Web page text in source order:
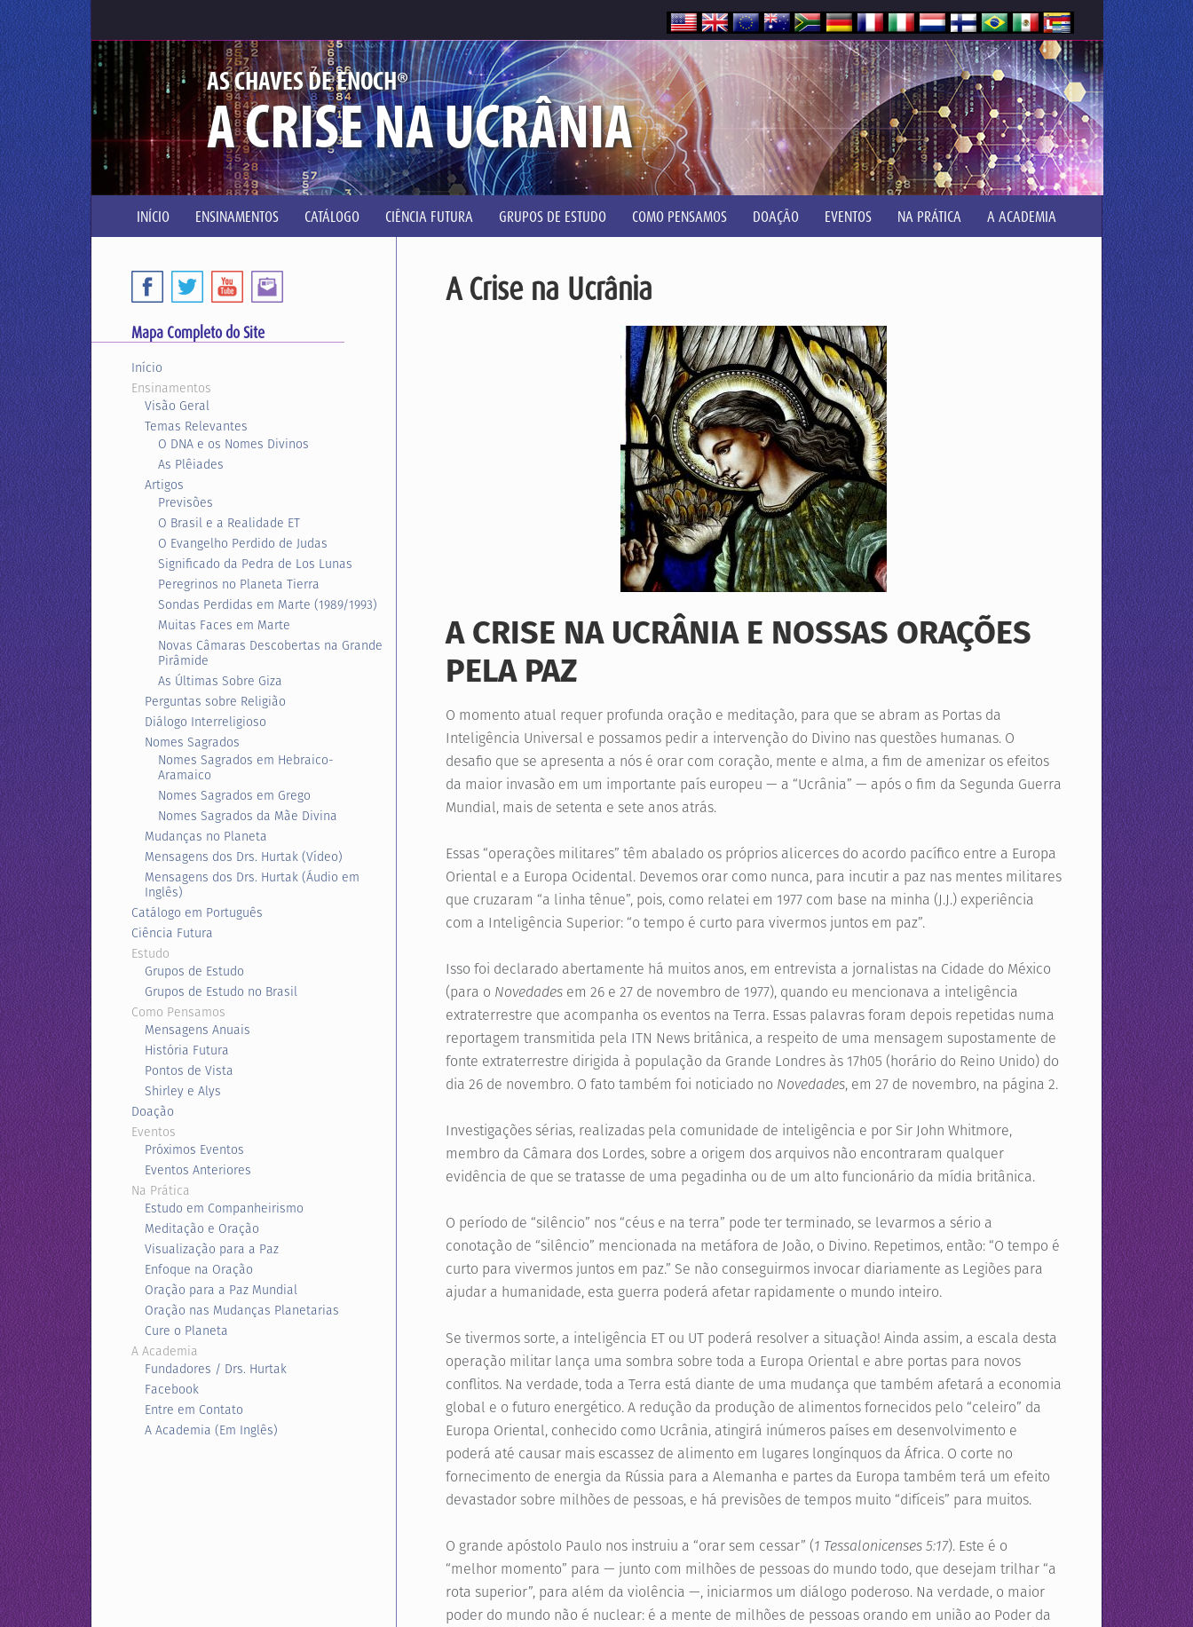
AS CHAVES DE ENOCH®
A CRISE NA UCRÂNIA
INÍCIO ENSINAMENTOS CATÁLOGO CIÊNCIA FUTURA GRUPOS DE ESTUDO COMO PENSAMOS DOAÇÃO EVENTOS NA PRÁTICA A ACADEMIA
A Crise na Ucrânia
A CRISE NA UCRÂNIA E NOSSAS ORAÇÕES
PELA PAZ
O momento atual requer profunda oração e meditação, para que se abram as Portas da
Inteligência Universal e possamos pedir a intervenção do Divino nas questões humanas. O
desafio que se apresenta a nós é orar com coração, mente e alma, a fim de amenizar os efeitos
da maior invasão em um importante país europeu — a “Ucrânia” — após o fim da Segunda Guerra
Mundial, mais de setenta e sete anos atrás.
Essas “operações militares” têm abalado os próprios alicerces do acordo pacífico entre a Europa
Oriental e a Europa Ocidental. Devemos orar como nunca, para incutir a paz nas mentes militares
que cruzaram “a linha tênue”, pois, como relatei em 1977 com base na minha (J.J.) experiência
com a Inteligência Superior: “o tempo é curto para vivermos juntos em paz”.
Isso foi declarado abertamente há muitos anos, em entrevista a jornalistas na Cidade do México
(para o Novedades em 26 e 27 de novembro de 1977), quando eu mencionava a inteligência
extraterrestre que acompanha os eventos na Terra. Essas palavras foram depois repetidas numa
reportagem transmitida pela ITN News britânica, a respeito de uma mensagem supostamente de
fonte extraterrestre dirigida à população da Grande Londres às 17h05 (horário do Reino Unido) do
dia 26 de novembro. O fato também foi noticiado no Novedades, em 27 de novembro, na página 2.
Investigações sérias, realizadas pela comunidade de inteligência e por Sir John Whitmore,
membro da Câmara dos Lordes, sobre a origem dos arquivos não encontraram qualquer
evidência de que se tratasse de uma pegadinha ou de um alto funcionário da mídia britânica.
O período de “silêncio” nos “céus e na terra” pode ter terminado, se levarmos a sério a
conotação de “silêncio” mencionada na metáfora de João, o Divino. Repetimos, então: “O tempo é
curto para vivermos juntos em paz.” Se não conseguirmos invocar diariamente as Legiões para
ajudar a humanidade, esta guerra poderá afetar rapidamente o mundo inteiro.
Se tivermos sorte, a inteligência ET ou UT poderá resolver a situação! Ainda assim, a escala desta
operação militar lança uma sombra sobre toda a Europa Oriental e abre portas para novos
conflitos. Na verdade, toda a Terra está diante de uma mudança que também afetará a economia
global e o futuro energético. A redução da produção de alimentos fornecidos pelo “celeiro” da
Europa Oriental, conhecido como Ucrânia, atingirá inúmeros países em desenvolvimento e
poderá até causar mais escassez de alimento em lugares longínquos da África. O corte no
fornecimento de energia da Rússia para a Alemanha e partes da Europa também terá um efeito
devastador sobre milhões de pessoas, e há previsões de tempos muito “difíceis” para muitos.
O grande apóstolo Paulo nos instruiu a “orar sem cessar” (1 Tessalonicenses 5:17). Este é o
“melhor momento” para — junto com milhões de pessoas do mundo todo, que desejam trilhar “a
rota superior”, para além da violência —, iniciarmos um diálogo poderoso. Na verdade, o maior
poder do mundo não é nuclear: é a mente de milhões de pessoas orando em união ao Poder da
Mapa Completo do Site
Início
Ensinamentos
Visão Geral
Temas Relevantes
O DNA e os Nomes Divinos
As Plêiades
Artigos
Previsões
O Brasil e a Realidade ET
O Evangelho Perdido de Judas
Significado da Pedra de Los Lunas
Peregrinos no Planeta Tierra
Sondas Perdidas em Marte (1989/1993)
Muitas Faces em Marte
Novas Câmaras Descobertas na Grande
Pirâmide
As Últimas Sobre Giza
Perguntas sobre Religião
Diálogo Interreligioso
Nomes Sagrados
Nomes Sagrados em Hebraico-
Aramaico
Nomes Sagrados em Grego
Nomes Sagrados da Mãe Divina
Mudanças no Planeta
Mensagens dos Drs. Hurtak (Vídeo)
Mensagens dos Drs. Hurtak (Áudio em
Inglês)
Catálogo em Português
Ciência Futura
Estudo
Grupos de Estudo
Grupos de Estudo no Brasil
Como Pensamos
Mensagens Anuais
História Futura
Pontos de Vista
Shirley e Alys
Doação
Eventos
Próximos Eventos
Eventos Anteriores
Na Prática
Estudo em Companheirismo
Meditação e Oração
Visualização para a Paz
Enfoque na Oração
Oração para a Paz Mundial
Oração nas Mudanças Planetarias
Cure o Planeta
A Academia
Fundadores / Drs. Hurtak
Facebook
Entre em Contato
A Academia (Em Inglês)